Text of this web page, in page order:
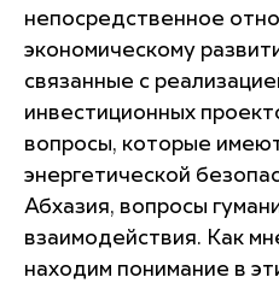
непосредственное
экономическому
связанные с
инвестиционных
вопросы, которые
энергетической
Абхазия, вопросы
взаимодействия. Как
находим понимание в